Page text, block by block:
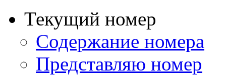
Текущий номер
Содержание номера
Представляю номер